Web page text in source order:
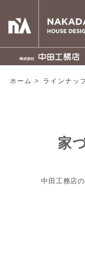
ホーム ラインナッ
家
中田工務店